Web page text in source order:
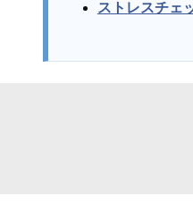
ストレスチェ